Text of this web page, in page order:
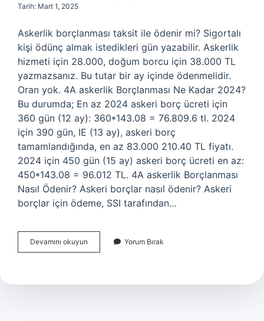
Tarih: Mart 1, 2025
Askerlik borçlanması taksit ile ödenir mi? Sigortalı
kişi ödünç almak istedikleri gün yazabilir. Askerlik
hizmeti için 28.000, doğum borcu için 38.000 TL
yazmazsanız. Bu tutar bir ay içinde ödenmelidir.
Oran yok. 4A askerlik Borçlanması Ne Kadar 2024?
Bu durumda; En az 2024 askeri borç ücreti için
360 gün (12 ay): 360*143.08 = 76.809.6 tl. 2024
için 390 gün, IE (13 ay), askeri borç
tamamlandığında, en az 83.000 210.40 TL fiyatı.
2024 için 450 gün (15 ay) askeri borç ücreti en az:
450*143.08 = 96.012 TL. 4A askerlik Borçlanması
Nasıl Ödenir? Askeri borçlar nasıl ödenir? Askeri
borçlar için ödeme, SSI tarafından…
Devamını okuyun
Askerlik
Ödenir
Yorum Bırak